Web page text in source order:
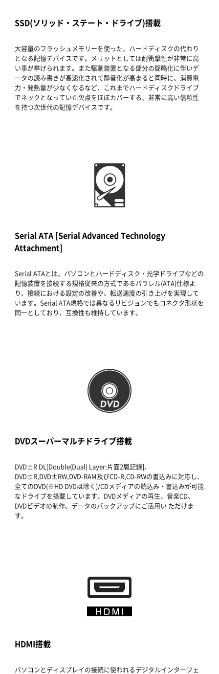
SSD(ソリッド・ステート・ドライブ)搭載
大容量のフラッシュメモリーを使った、ハードディスクの代わり
となる記憶デバイスです。メリットとしては耐衝撃性が非常に高
い事が挙げられます。また駆動装置となる部分の簡略化に伴いデ
ータの読み書きが高速化されて静音化が高まると同時に、消費電
力・発熱量が少なくなるなど、これまでハードディスクドライブ
でネックとなっていた欠点をほぼカバーする、非常に高い信頼性
を持つ次世代の記憶デバイスです。
Serial ATA [Serial Advanced Technology
Attachment]
Serial ATAとは、パソコンとハードディスク・光学ドライブなどの
記憶装置を接続する規格従来の方式であるパラレル(ATA)仕様よ
り、接続における設定の改善や、転送速度の引き上げを実現して
います。Serial ATA規格では異なるリビジョンでもコネクタ形状を
同一としており、互換性も維持しています。
DVDスーパーマルチドライブ搭載
DVD±R DL[Double(Dual) Layer:片面2層記録]、
DVD±R,DVD±RW,DVD-RAM及びCD-R,CD-RWの書込みに対応し、
全てのDVD(※HD DVDは除く)/CDメディアの読込み・書込みが可能
なドライブを搭載しています。DVDメディアの再生、音楽CD、
DVDビデオの制作、データのバックアップにご活用い ただけま
す。
HDMI搭載
パソコンとディスプレイの接続に使われるデジタルインターフェ